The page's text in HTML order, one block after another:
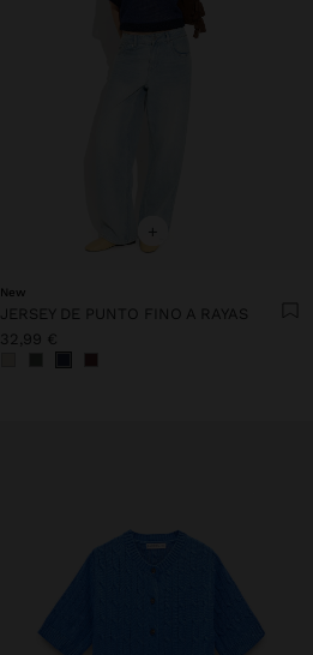
+
New
JERSEY DE PUNTO FINO A RAYAS
32,99 €